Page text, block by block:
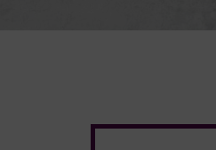
Ich bin dabei!